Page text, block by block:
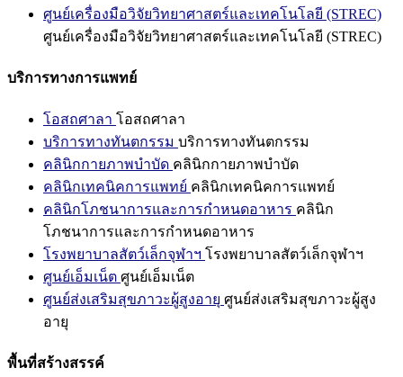
ศูนย์เครื่องมือวิจัยวิทยาศาสตร์และเทคโนโลยี (STREC)
ศูนย์เครื่องมือวิจัยวิทยาศาสตร์และเทคโนโลยี (STREC)
บริการทางการแพทย์
โอสถศาลา โอสถศาลา
บริการทางทันตกรรม บริการทางทันตกรรม
คลินิกกายภาพบำบัด คลินิกกายภาพบำบัด
คลินิกเทคนิคการแพทย์ คลินิกเทคนิคการแพทย์
คลินิกโภชนาการและการกำหนดอาหาร คลินิก
โภชนาการและการกำหนดอาหาร
โรงพยาบาลสัตว์เล็กจุฬาฯ โรงพยาบาลสัตว์เล็กจุฬาฯ
ศูนย์เอ็มเน็ต ศูนย์เอ็มเน็ต
ศูนย์ส่งเสริมสุขภาวะผู้สูงอายุ ศูนย์ส่งเสริมสุขภาวะผู้สูง
อายุ
พื้นที่สร้างสรรค์